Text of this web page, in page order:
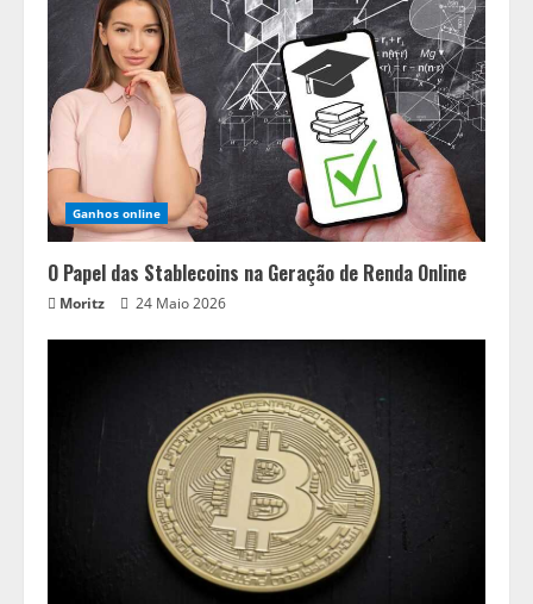
Ganhos online
O Papel das Stablecoins na Geração de Renda Online
Moritz 24 Maio 2026